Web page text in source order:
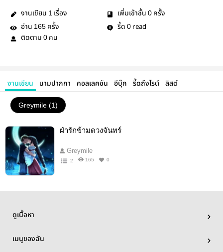
งานเขียน 1 เรื่อง เพิ่มเข้าชั้น 0 ครั้ง
อ่าน 165 ครั้ง รี้ด 0 read
ติดตาม 0 คน
งานเขียน นามปากกา คอลเลคชัน อีบุ๊ก รี้ดถึงไรต์ ลิสต์
Greymile (1)
ฝ่ารักข้ามดวงจันทร์
Greymile
2 165 0
ดูเนื้อหา
เมนูของฉัน